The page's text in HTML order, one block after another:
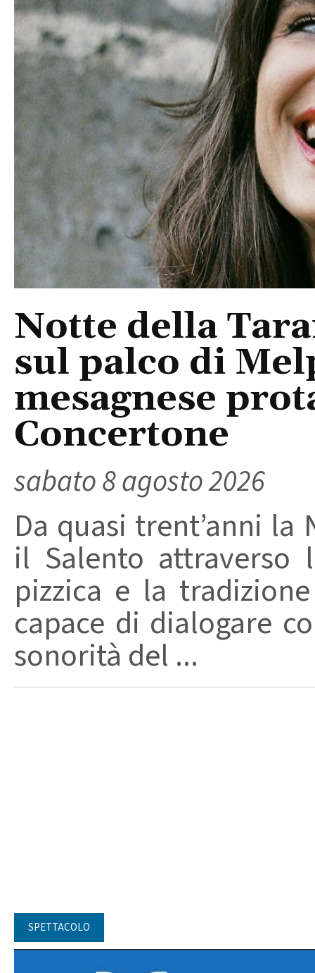
Notte della
sul palco di
mesagnese
Concertone
sabato 8 agosto 2026
Da quasi trent’anni
il Salento attraverso
pizzica e la
capace di dialogare
sonorità del ...
SPETTACOLO